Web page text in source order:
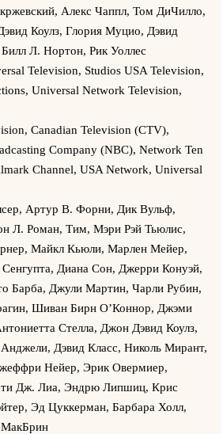
Алекс Чаппл, Том ДиЧилло,
Коулз, Глория Муцио, Дэвид
Л. Нортон, Рик Уоллес
Television, Studios USA Television,
Universal Network Television,
Canadian Television (CTV),
Company (NBC), Network Ten
Channel, USA Network, Universal
Артур В. Форни, Дик Вульф,
Л. Роман, Тим, Мэри Рэй Тьюлис,
Майкл Кьюли, Марлен Мейер,
Диана Сон, Джерри Конуэй,
Барба, Джули Мартин, Чарли Рубин,
Шиван Бирн О’Коннор, Джэми
Стелла, Джон Дэвид Коулз,
Дэвид Класс, Николь Мирант,
Нейер, Эрик Овермиер,
Дж. Лиа, Эндрю Липшиц, Крис
Эд Цуккерман, Барбара Холл,
МакБрин